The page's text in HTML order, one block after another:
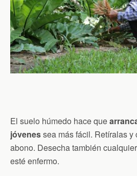
El suelo húmedo hace que
jóvenessea más fácil. Retíralas
abono. Desecha también
esté enfermo.